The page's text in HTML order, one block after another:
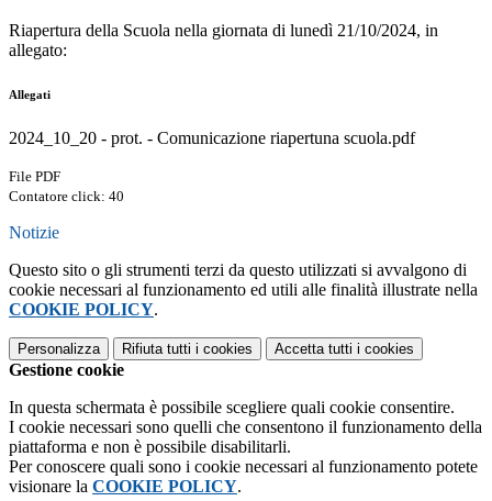
Riapertura della Scuola nella giornata di lunedì 21/10/2024, in
allegato:
Allegati
2024_10_20 - prot. - Comunicazione riapertuna scuola.pdf
File PDF
Contatore click: 40
Notizie
Questo sito o gli strumenti terzi da questo utilizzati si avvalgono di
cookie necessari al funzionamento ed utili alle finalità illustrate nella
COOKIE POLICY.
Personalizza Rifiuta tutti i cookies Accetta tutti i cookies
Gestione cookie
In questa schermata è possibile scegliere quali cookie consentire.
I cookie necessari sono quelli che consentono il funzionamento della
piattaforma e non è possibile disabilitarli.
Per conoscere quali sono i cookie necessari al funzionamento potete
visionare la COOKIE POLICY.